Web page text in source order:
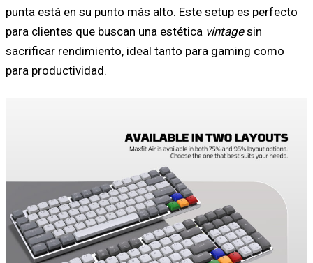
punta está en su punto más alto. Este setup es perfecto
para clientes que buscan una estética vintagesin
sacrificar rendimiento, ideal tanto para gaming como
para productividad.